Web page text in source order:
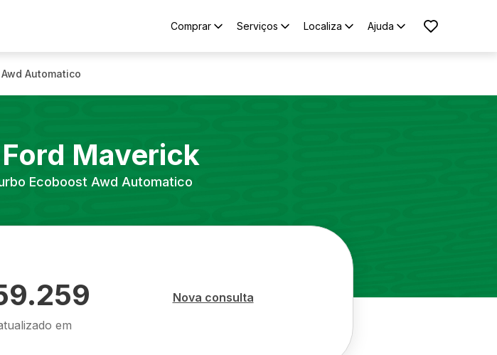
Comprar Serviços Localiza Ajuda
Automatico
Ford Maverick
Ecoboost Awd Automatico
em
Nova consulta